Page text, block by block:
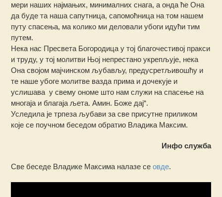
мери наших најмањих, минималних снага, а онда ће Она
да буде та наша сапутница, сапомоћница на том нашем
путу спасења, ма колико ми деловали убоги идући тим
путем.
Нека нас Пресвета Богородица у тој благочестивој пракси
и труду, у тој молитви Њој непрестано укрепљује, нека
Она својом мајчинском љубављу, предусретљивошћу и
те наше убоге молитве вазда прима и дочекује и
услишава у свему ономе што нам служи на спасење на
многаја и благаја љета. Амин. Боже дај“.
Уследила је трпеза љубави за све присутне приликом
које се поучном беседом обратио Владика Максим.
Инфо служба
Све беседе Владике Максима налазе сеовде.